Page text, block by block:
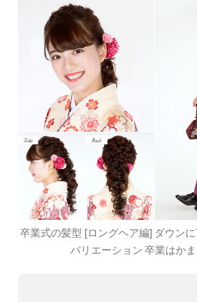
卒業式の髪型 [ロングヘア編] ダウン
バリエーション 卒業はか